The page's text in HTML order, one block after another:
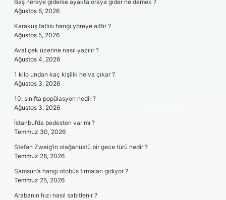
Baş nereye giderse ayakta oraya gider ne demek ?
Ağustos 6, 2026
Karakuş tatlısı hangi yöreye aittir ?
Ağustos 5, 2026
Aval çek üzerine nasıl yazılır ?
Ağustos 4, 2026
1 kilo undan kaç kişilik helva çıkar ?
Ağustos 3, 2026
10. sınıfta popülasyon nedir ?
Ağustos 3, 2026
İstanbul’da bedesten var mı ?
Temmuz 30, 2026
Stefan Zweig’in olağanüstü bir gece türü nedir ?
Temmuz 28, 2026
Samsun’a hangi otobüs firmaları gidiyor ?
Temmuz 25, 2026
Arabanın hızı nasıl sabitlenir ?